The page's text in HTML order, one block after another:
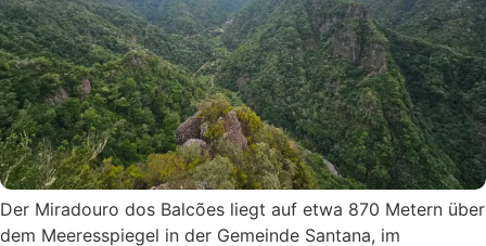
Der Miradouro dos Balcões liegt auf etwa 870 Metern über
dem Meeresspiegel in der Gemeinde Santana, im